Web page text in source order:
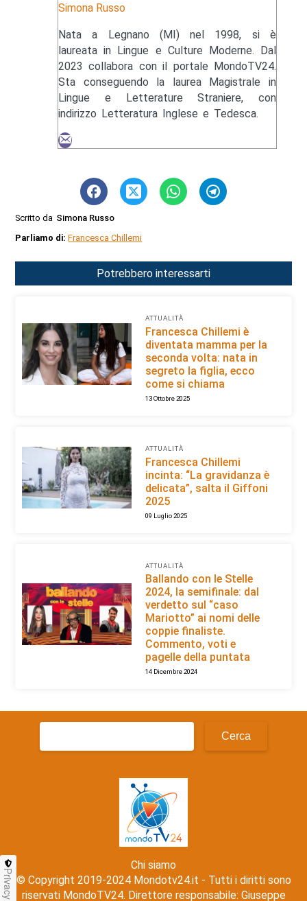
Simona Russo
Nata a Legnano (MI) nel 1998, si è
laureata in Lingue e Culture Moderne. Dal
2023 collabora con il portale MondoTV24.
Sta conseguendo la laurea Magistrale in
Lingue e Letterature Straniere, con
indirizzo Letteratura Inglese e Tedesca.
Scritto da Simona Russo
Parliamo di:Francesca Chillemi
Potrebbero interessarti
ATTUALITÀ
Francesca Chillemi è
diventata mamma per la
seconda volta: nata in
segreto la figlia, ecco
come si chiama
13 Ottobre 2025
ATTUALITÀ
Francesca Chillemi
incinta: “La gravidanza è
delicata”, salta il Giffoni
2025
09 Luglio 2025
ATTUALITÀ
Ballando con le Stelle
2024, la semifinale: dal
verdetto sul “caso
Mariotto” ai nomi delle
coppie finaliste.
Commento, voti e
pagelle della puntata
14 Dicembre 2024
Chi siamo
© Copyright 2019-2024 Mondotv24.it - Tutti i diritti sono
riservati MondoTV24. Direttore responsabile: Giuseppe
Privacy